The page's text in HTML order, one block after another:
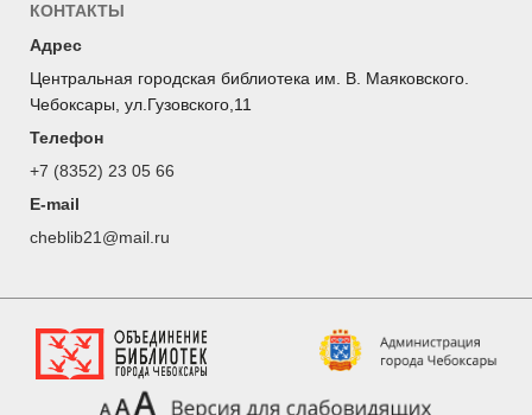
КОНТАКТЫ
Адрес
Центральная городская библиотека им. В. Маяковского.
Чебоксары, ул.Гузовского,11
Телефон
+7 (8352) 23 05 66
E-mail
cheblib21@mail.ru